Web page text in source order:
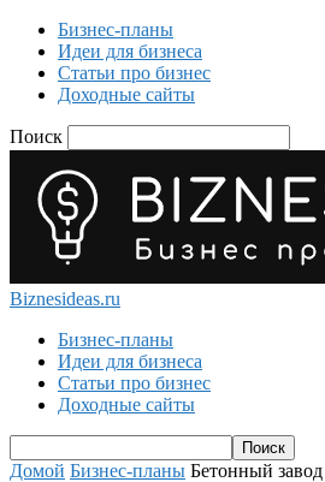
Бизнес-планы
Идеи для бизнеса
Статьи про бизнес
Доходные сайты
Поиск
Biznesideas.ru
Бизнес-планы
Идеи для бизнеса
Статьи про бизнес
Доходные сайты
Домой Бизнес-планы Бетонный завод